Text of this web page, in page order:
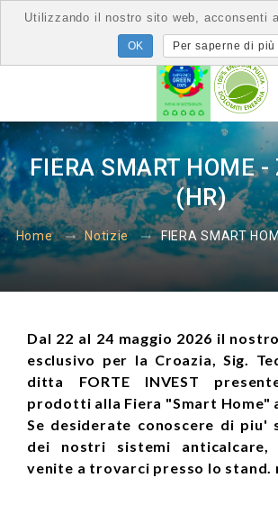
FIERA SMART HOME
(HR)
Home Notizie FIERA SMART
Dal 22 al 24 maggio 2026 il
esclusivo per la Croazia, Sig.
ditta FORTE INVEST
prodotti alla Fiera "Smart Home"
Se desiderate conoscere di piu'
dei nostri sistemi anticalcare,
venite a trovarci presso lo stand.
Utilizzando il nostro sito web, acconsenti
Per saperne di più